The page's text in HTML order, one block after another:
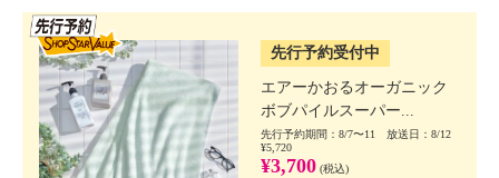
先行予約受付中
エアーかおるオーガニック
ボブパイルスーパー...
先行予約期間：8/7〜11 放送日：8/12
¥5,720
¥3,700 (税込)